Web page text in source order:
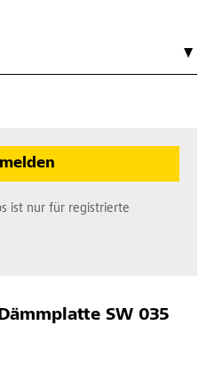
ist nur für registrierte
SW 035